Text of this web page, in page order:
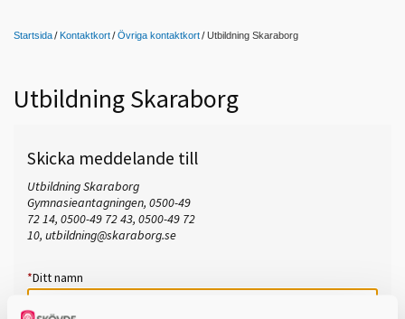
Startsida Kontaktkort Övriga kontaktkort Utbildning Skaraborg
Utbildning Skaraborg
Skicka meddelande till
Utbildning Skaraborg
Gymnasieantagningen, 0500-49
72 14, 0500-49 72 43, 0500-49 72
10, utbildning@skaraborg.se
*Ditt namn